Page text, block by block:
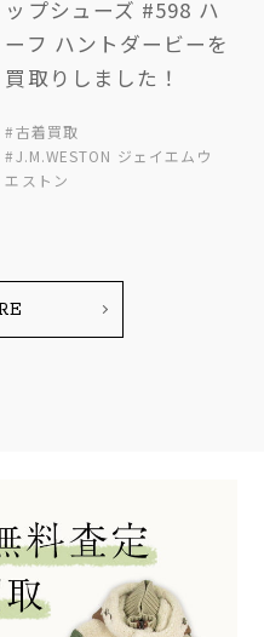
ップシューズ #598 ハ
ーフ ハントダービーを
買取りしました！
#古着買取
#J.M.WESTON ジェイエムウ
エストン